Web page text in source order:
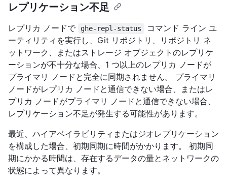
レプリケーション不足
レプリカ ノードで ghe-repl-status
コマンド ライン ユ
ーティリティを実行し、Git リポジトリ、リポジトリ ネ
ットワーク、またはストレージ オブジェクトのレプリケ
ーションが不十分な場合、1 つ以上のレプリカ ノードが
プライマリ ノードと完全に同期されません。 プライマリ
ノードがレプリカ ノードと通信できない場合、またはレ
プリカ ノードがプライマリ ノードと通信できない場合、
レプリケーション不足が発生する可能性があります。
最近、ハイアベイラビリティまたはジオレプリケーション
を構成した場合、初期同期に時間がかかります。 初期同
期にかかる時間は、存在するデータの量とネットワークの
状態によって異なります。